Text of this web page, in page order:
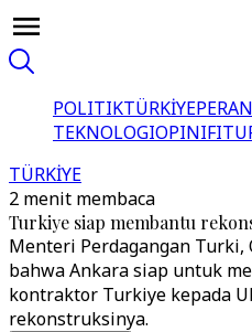
POLITIKTÜRKİYE
TEKNOLOGIOPINI
TÜRKİYE
2 menit membaca
Turkiye siap membantu
Menteri Perdagangan Turki,
bahwa Ankara siap untuk
kontraktor Turkiye kepada
rekonstruksinya.